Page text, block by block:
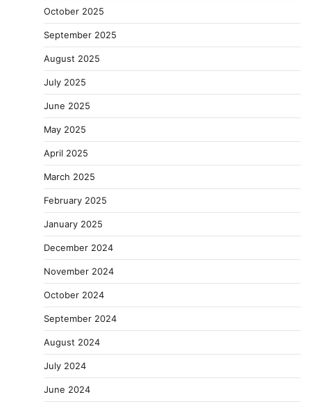
October 2025
September 2025
August 2025
July 2025
June 2025
May 2025
April 2025
March 2025
February 2025
January 2025
December 2024
November 2024
October 2024
September 2024
August 2024
July 2024
June 2024